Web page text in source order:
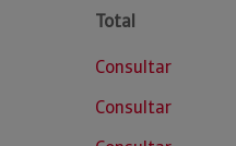
Total
Consultar
Consultar